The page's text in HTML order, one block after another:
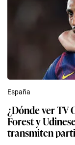
España
¿Dónde ver TV
Forest y
transmiten